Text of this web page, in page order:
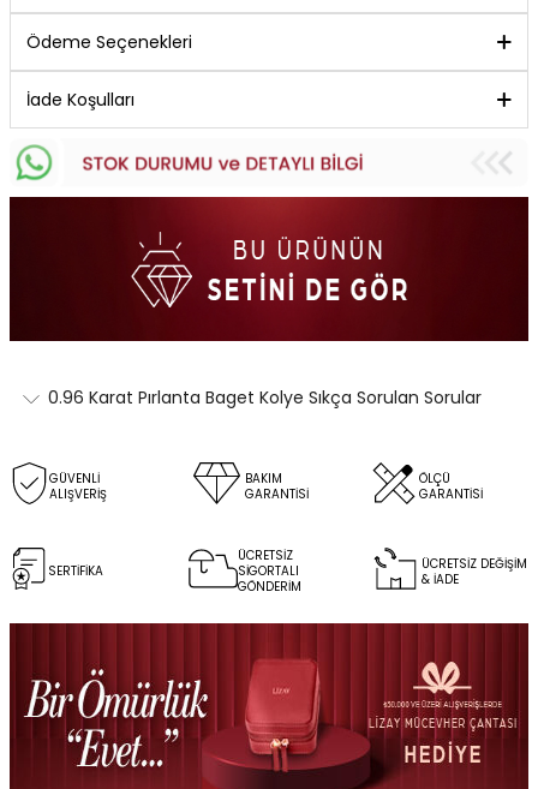
Ödeme Seçenekleri
İade Koşulları
0.96 Karat Pırlanta Baget Kolye Sıkça Sorulan Sorular
GÜVENLİ
ALIŞVERİŞ
BAKIM
GARANTİSİ
ÖLÇÜ
GARANTİSİ
SERTİFİKA
ÜCRETSİZ
SİGORTALI
GÖNDERİM
ÜCRETSİZ DEĞİŞİM
& İADE